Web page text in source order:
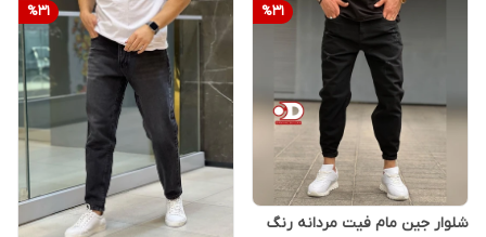
%31
شلوار جین مام فیت مردانه رنگ
%31